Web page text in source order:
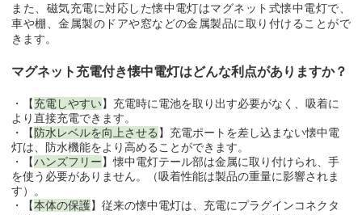
また、磁気充電に対応した懐中電灯はマグネット式懐中電灯で、
車や棚、金属製のドアや窓などの金属製品に取り付けることがで
きます。
マグネット充電付き懐中電灯はどんな利点がありますか？
・【充電しやすい】充電時に電池を取り出す必要がなく、吸着に
より直接充電できます。
・【防水レベルを向上させる 】充電ポートを差し込まない懐中電
灯は、防水機能をより高めることができます。
・【ハンズフリー】懐中電灯テール部は金属に取り付けられ、手
を使う必要がありません。（吸着性能は製品の重量に影響されま
す）。
・【本体の保護】従来の懐中電灯は、充電にプラグインコネクタ